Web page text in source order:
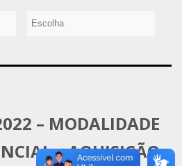
– MODALIDADE
– AQUISIÇÃO